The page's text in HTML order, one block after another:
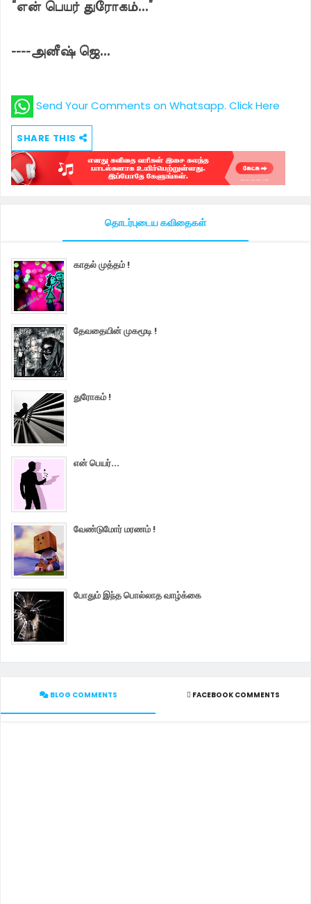
“என் பெயர் துரோகம்...”
----அனீஷ் ஜெ...
Send Your Comments on Whatsapp. Click Here
SHARE THIS
தொடர்புடைய கவிதைகள்
காதல் முத்தம் !
தேவதையின் முகமூடி !
துரோகம் !
என் பெயர்...
வேண்டுமோர் மரணம் !
போதும் இந்த பொல்லாத வாழ்க்கை
BLOG COMMENTS FACEBOOK COMMENTS